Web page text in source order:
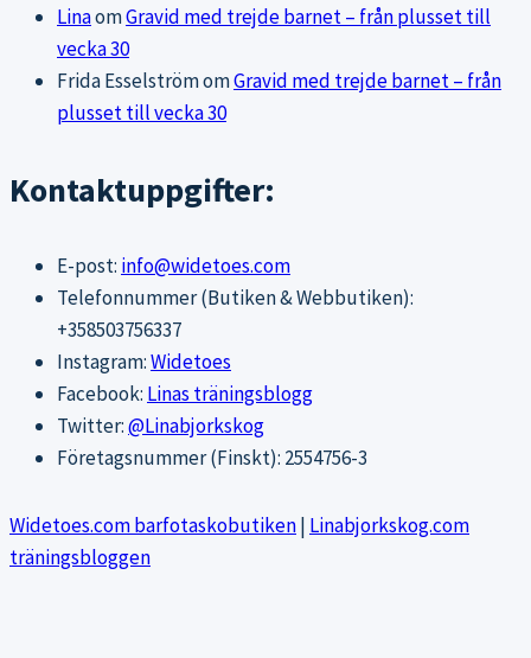
LinaomGravid med trejde barnet – från plusset till
vecka 30
Frida EsselströmomGravid med trejde barnet – från
plusset till vecka 30
Kontaktuppgifter:
E-post: info@widetoes.com
Telefonnummer (Butiken & Webbutiken):
+358503756337
Instagram:Widetoes
Facebook: Linas träningsblogg
Twitter:@Linabjorkskog
Företagsnummer (Finskt): 2554756-3
Widetoes.com barfotaskobutiken| Linabjorkskog.com
träningsbloggen